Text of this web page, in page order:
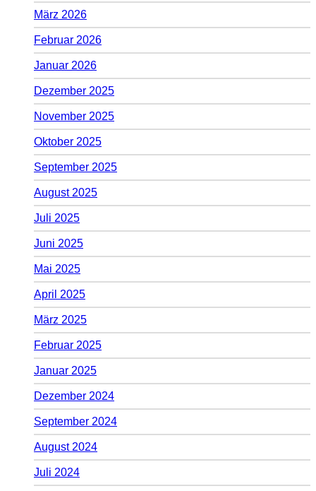
März 2026
Februar 2026
Januar 2026
Dezember 2025
November 2025
Oktober 2025
September 2025
August 2025
Juli 2025
Juni 2025
Mai 2025
April 2025
März 2025
Februar 2025
Januar 2025
Dezember 2024
September 2024
August 2024
Juli 2024